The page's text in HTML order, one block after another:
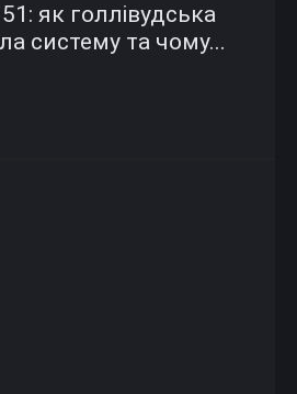
як голлівудська
систему та чому...